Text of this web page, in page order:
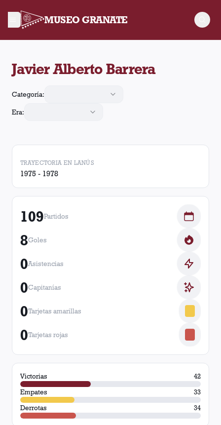
MUSEO GRANATE
Javier Alberto Barrera
Categoría:
Era:
TRAYECTORIA EN LANÚS
1975 - 1978
109Partidos
8Goles
0Asistencias
0Capitanías
0Tarjetas amarillas
0Tarjetas rojas
Victorias
42
Empates
33
Derrotas
34